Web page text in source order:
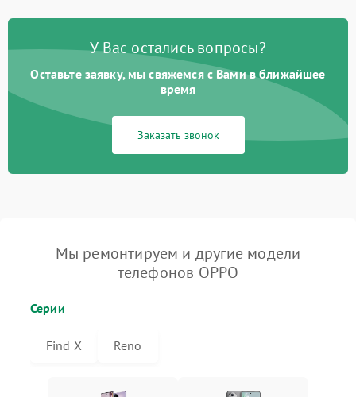
У Вас остались вопросы?
Оставьте заявку, мы свяжемся с Вами в ближайшее
время
Заказать звонок
Мы ремонтируем и другие модели
телефонов OPPO
Серии
Find X Reno